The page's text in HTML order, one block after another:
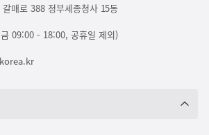
매로 388 정부세종청사 15동
09:00 - 18:00, 공휴일 제외)